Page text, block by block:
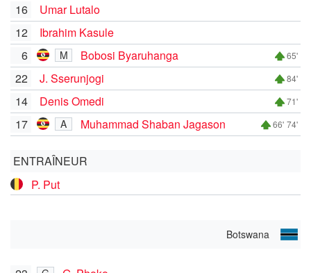
16
Umar Lutalo
12
Ibrahim Kasule
6
M Bobosi Byaruhanga 65'
22 J. Sserunjogi 84'
14 Denis Omedi 71'
17 A Muhammad Shaban Jagason 66' 74'
ENTRAÎNEUR
P. Put
Botswana